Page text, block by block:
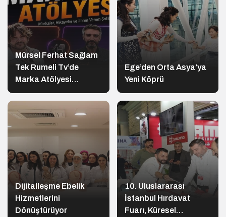
Mürsel Ferhat Sağlam
Tek Rumeli Tv’de
Marka Atölyesi
Programına Konuk
Oldu
Ege’den Orta Asya’ya
Yeni Köprü
Dijitalleşme Ebelik
Hizmetlerini
Dönüştürüyor
10. Uluslararası
İstanbul Hırdavat
Fuarı, Küresel